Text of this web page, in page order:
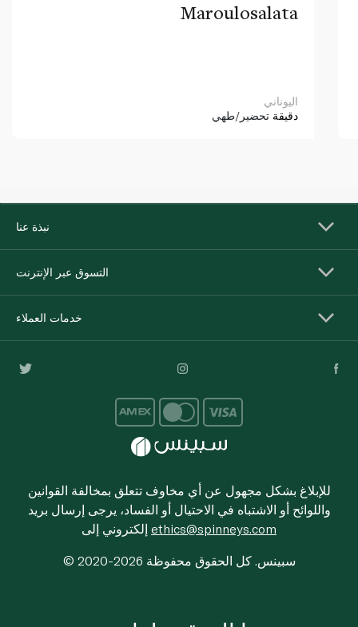
Maroulosalata
اليوناني
دقيقة تحضير/طهي
نبذة عنا
التسوق عبر الإنترنت
خدمات العملاء
للإبلاغ بشكل مجهول عن أي مخاوف تتعلق بمخالفة القوانين
واللوائح أو الاشتباه في الاحتيال أو الفساد، يرجى إرسال بريد
ethics@spinneys.com
© 2020-2026 سبينس. كل الحقوق محفوظة